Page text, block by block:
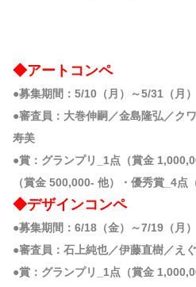
◆アートコンペ
●募集期間：5/10（月）～5/31（月）
●審査員：大巻伸嗣／金島隆弘／ク
寿美
●賞：グランプリ_1点（賞金
（賞金 500,000- 他）・優秀賞_4点
◆デザインコンペ
●募集期間：6/18（金）～7/19（月）
●審査員：石上純也／伊藤直樹／え
●賞：グランプリ_1点（賞金